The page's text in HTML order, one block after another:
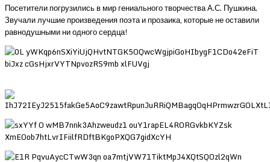
Посетители погрузились в мир гениального творчества А.С. Пушкина.
Звучали лучшие произведения поэта и прозаика, которые не оставили
равнодушными ни одного сердца!